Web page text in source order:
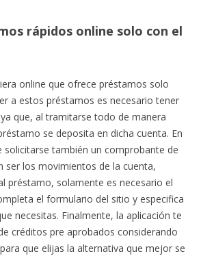
rápidos online solo con el
online que ofrece préstamos solo
a estos préstamos es necesario tener
que, al tramitarse todo de manera
se deposita en dicha cuenta. En
solicitarse también un comprobante de
ser los movimientos de la cuenta,
préstamo, solamente es necesario el
el formulario del sitio y especifica
necesitas. Finalmente, la aplicación te
créditos pre aprobados considerando
que elijas la alternativa que mejor se